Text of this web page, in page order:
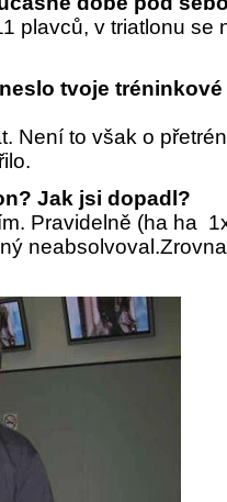
plavců, v triatlonu se
tvoje
Není to však o
Jak jsi dopadl?
Pravidelně (ha ha